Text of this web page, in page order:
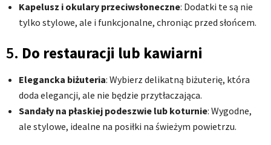
Kapelusz i okulary przeciwsłoneczne: Dodatki te są nie
tylko stylowe, ale i funkcjonalne, chroniąc przed słońcem.
5. Do restauracji lub kawiarni
Elegancka biżuteria: Wybierz delikatną biżuterię, która
doda elegancji, ale nie będzie przytłaczająca.
Sandały na płaskiej podeszwie lub koturnie: Wygodne,
ale stylowe, idealne na posiłki na świeżym powietrzu.